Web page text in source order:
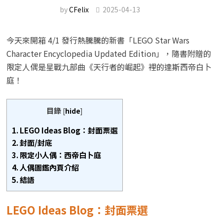
byCFelix 2025-04-13
今天來開箱 4/1 發行熱騰騰的新書「LEGO Star Wars
Character Encyclopedia Updated Edition」，隨書附贈的
限定人偶是星戰九部曲《天行者的崛起》裡的達斯西帝白卜
庭！
目錄 [hide]
1.LEGO Ideas Blog：封面票選
2.封面/封底
3.限定小人偶：西帝白卜庭
4.人偶圖鑑內頁介紹
5.結語
LEGO Ideas Blog：封面票選